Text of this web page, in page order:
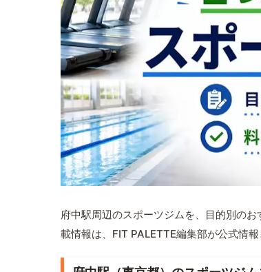
府中駅周辺のスポーツジムを、目的別の
載情報は、FIT PALETTE編集部が公式情